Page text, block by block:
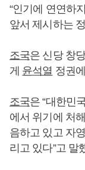
“인기에 연연하
앞서 제시하는
조국은 신당 창
게 윤석열 정권
조국은 “대한민
에서 위기에 처
음하고 있고 자
리고 있다”고 말